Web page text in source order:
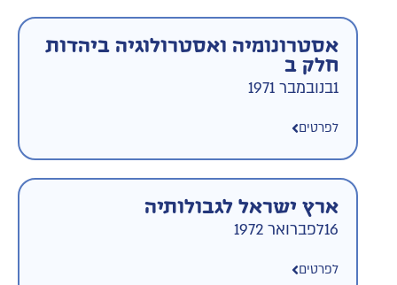
אסטרונומיה ואסטרולוגיה ביהדות
חלק ב
1בנובמבר 1971
לפרטים
ארץ ישראל לגבולותיה
16לפברואר 1972
לפרטים